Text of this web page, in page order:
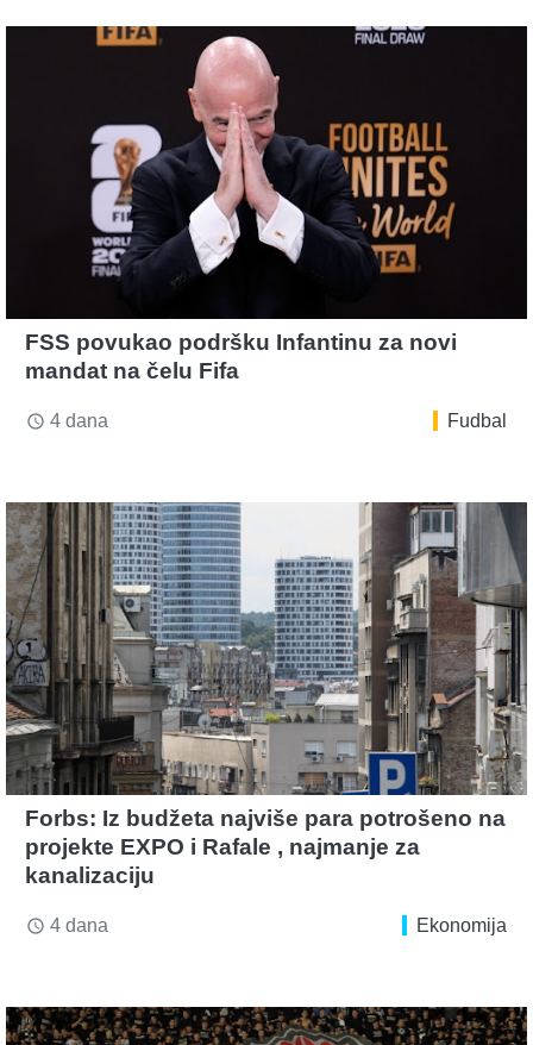
FSS povukao podršku Infantinu za novi
mandat na čelu Fifa
access_time 4 dana Fudbal
Forbs: Iz budžeta najviše para potrošeno na
projekte EXPO i Rafale , najmanje za
kanalizaciju
access_time 4 dana Ekonomija